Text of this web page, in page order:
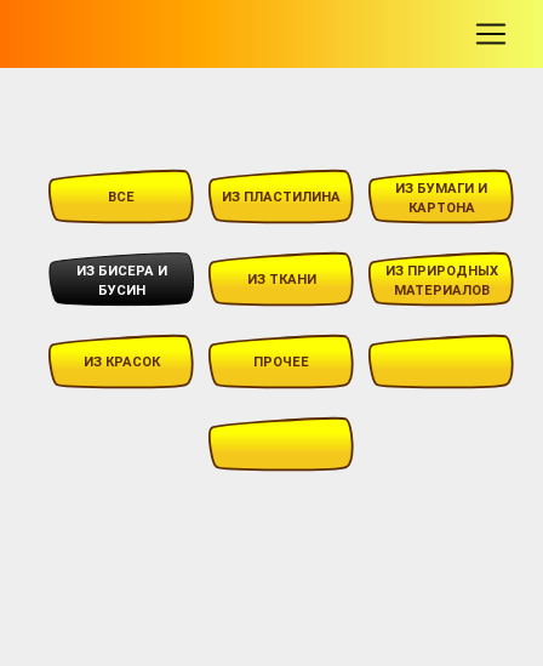
ВСЕ ИЗ ПЛАСТИЛИНА
ИЗ БУМАГИ И
КАРТОНА
ИЗ БИСЕРА И
БУСИН
ИЗ ТКАНИ
ИЗ ПРИРОДНЫХ
МАТЕРИАЛОВ
ИЗ КРАСОК ПРОЧЕЕ